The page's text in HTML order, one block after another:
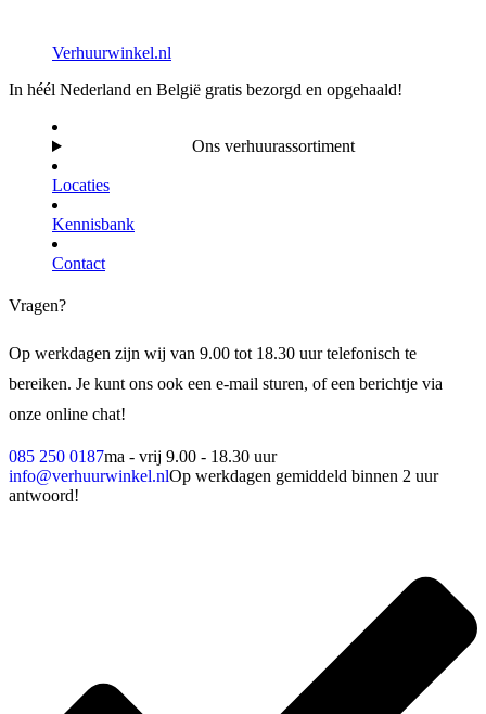
Verhuurwinkel.nl
In héél Nederland en België gratis bezorgd en opgehaald!
Ons verhuurassortiment
Locaties
Kennisbank
Contact
Vragen?
Op werkdagen zijn wij van 9.00 tot 18.30 uur telefonisch te
bereiken. Je kunt ons ook een e-mail sturen, of een berichtje via
onze online chat!
085 250 0187ma - vrij 9.00 - 18.30 uur
info@verhuurwinkel.nlOp werkdagen gemiddeld binnen 2 uur
antwoord!